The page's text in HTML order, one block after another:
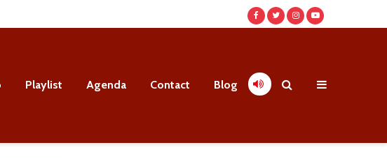
Playlist Agenda Contact Blog